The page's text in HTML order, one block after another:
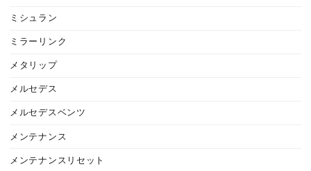
ミシュラン
ミラーリンク
メタリップ
メルセデス
メルセデスベンツ
メンテナンス
メンテナンスリセット